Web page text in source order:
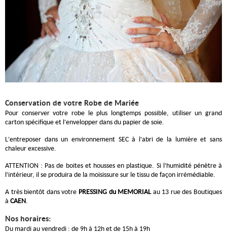
Conservation de votre Robe de Mariée
Pour conserver votre robe le plus longtemps possible, utiliser un grand
carton spécifique et l'envelopper dans du papier de soie.
L'entreposer dans un environnement SEC à l'abri de la lumière et sans
chaleur excessive.
ATTENTION : Pas de boites et housses en plastique. Si l'humidité pénètre à
l'intérieur, il se produira de la moisissure sur le tissu de façon irrémédiable.
A très bientôt dans votre PRESSING du MEMORIALau 13 rue des Boutiques
à CAEN.
Nos horaires:
Du mardi au vendredi : de 9h à 12h et de 15h à 19h